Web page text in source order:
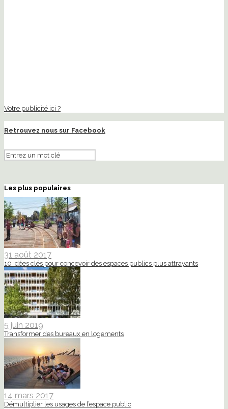
Votre publicité ici ?
Retrouvez nous sur Facebook
Les plus populaires
31 août 2017
10 idées clés pour concevoir des espaces publics plus attrayants
5 juin 2019
Transformer des bureaux en logements
14 mars 2017
Démultiplier les usages de l’espace public